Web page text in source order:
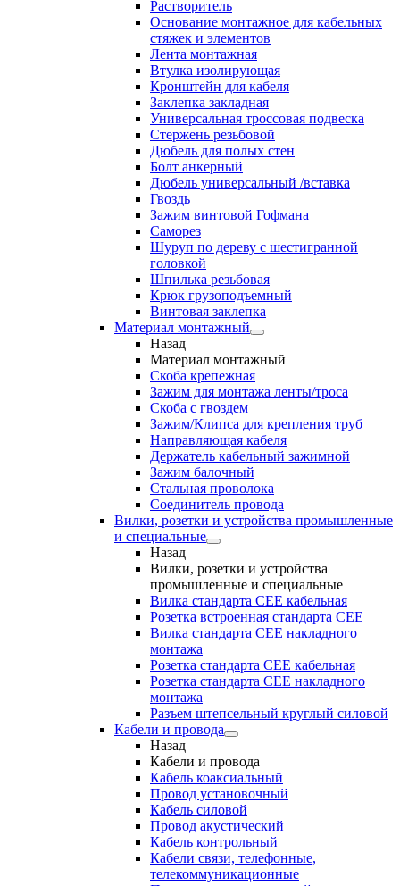
Растворитель
Основание монтажное для кабельных
стяжек и элементов
Лента монтажная
Втулка изолирующая
Кронштейн для кабеля
Заклепка закладная
Универсальная троссовая подвеска
Стержень резьбовой
Дюбель для полых стен
Болт анкерный
Дюбель универсальный /вставка
Гвоздь
Зажим винтовой Гофмана
Саморез
Шуруп по дереву с шестигранной
головкой
Шпилька резьбовая
Крюк грузоподъемный
Винтовая заклепка
Материал монтажный
Назад
Материал монтажный
Скоба крепежная
Зажим для монтажа ленты/троса
Скоба с гвоздем
Зажим/Клипса для крепления труб
Направляющая кабеля
Держатель кабельный зажимной
Зажим балочный
Стальная проволока
Соединитель провода
Вилки, розетки и устройства промышленные
и специальные
Назад
Вилки, розетки и устройства
промышленные и специальные
Вилка стандарта CEE кабельная
Розетка встроенная стандарта CEE
Вилка стандарта CEE накладного
монтажа
Розетка стандарта СЕЕ кабельная
Розетка стандарта СЕЕ накладного
монтажа
Разъем штепсельный круглый силовой
Кабели и провода
Назад
Кабели и провода
Кабель коаксиальный
Провод установочный
Кабель силовой
Провод акустический
Кабель контрольный
Кабели связи, телефонные,
телекоммуникационные